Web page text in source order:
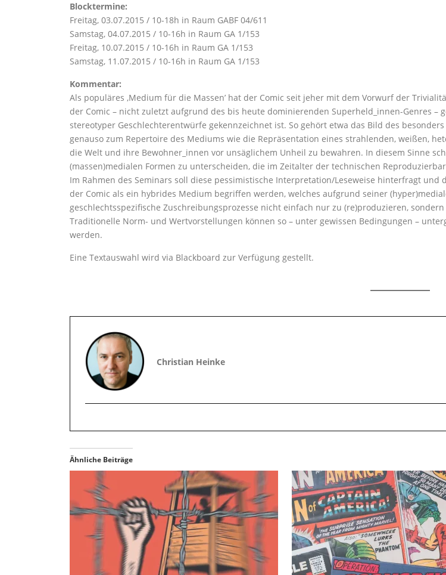
Blocktermine:
Freitag, 03.07.2015 / 10-18h in Raum GABF 04/611
Samstag, 04.07.2015 / 10-16h in Raum GA 1/153
Freitag, 10.07.2015 / 10-16h in Raum GA 1/153
Samstag, 11.07.2015 / 10-16h in Raum GA 1/153
Kommentar:
Als populäres ‚Medium für die Massen’ hat der Comic seit jeher mit dem Vorwurf der
der Comic – nicht zuletzt aufgrund des bis heute dominierenden Superheld_innen-Genres
stereotyper Geschlechterentwürfe gekennzeichnet ist. So gehört etwa das Bild des
genauso zum Repertoire des Mediums wie die Repräsentation eines strahlenden, weißen,
die Welt und ihre Bewohner_innen vor unsäglichem Unheil zu bewahren. In diesem Sinne
(massen)medialen Formen zu unterscheiden, die im Zeitalter der technischen
Im Rahmen des Seminars soll diese pessimistische Interpretation/Leseweise hinterfragt
der Comic als ein hybrides Medium begriffen werden, welches aufgrund seiner
geschlechtsspezifische Zuschreibungsprozesse nicht einfach nur zu (re)produzieren,
Traditionelle Norm- und Wertvorstellungen können so – unter gewissen Bedingungen –
werden.
Eine Textauswahl wird via Blackboard zur Verfügung gestellt.
Christian Heinke
Ähnliche Beiträge